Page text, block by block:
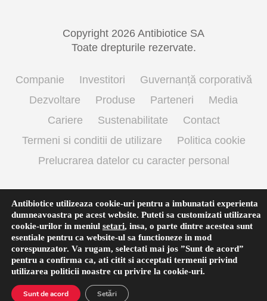
Copyright 2026 Antibiotice SA
Toate drepturile rezervate.
Companie Investitori
Guvernanță corporativă
Dezvoltare
Produse Parteneri
Media
Cariere
Sustenabilitate
Contact
Termeni si conditii de utilizare
Politica cookie
Prelucrarea datelor cu caracter personal
Antibiotice utilizeaza cookie-uri pentru a imbunatati experienta
dumneavoastra pe acest website. Puteti sa customizati utilizarea
cookie-urilor in meniul setari, insa, o parte dintre acestea sunt
esentiale pentru ca website-ul sa functioneze in mod
corespunzator. Va rugam, selectati mai jos ”Sunt de acord”
pentru a confirma ca, ati citit si acceptati termenii privind
utilizarea politicii noastre cu privire la cookie-uri.
Sunt de acord Setări
Română